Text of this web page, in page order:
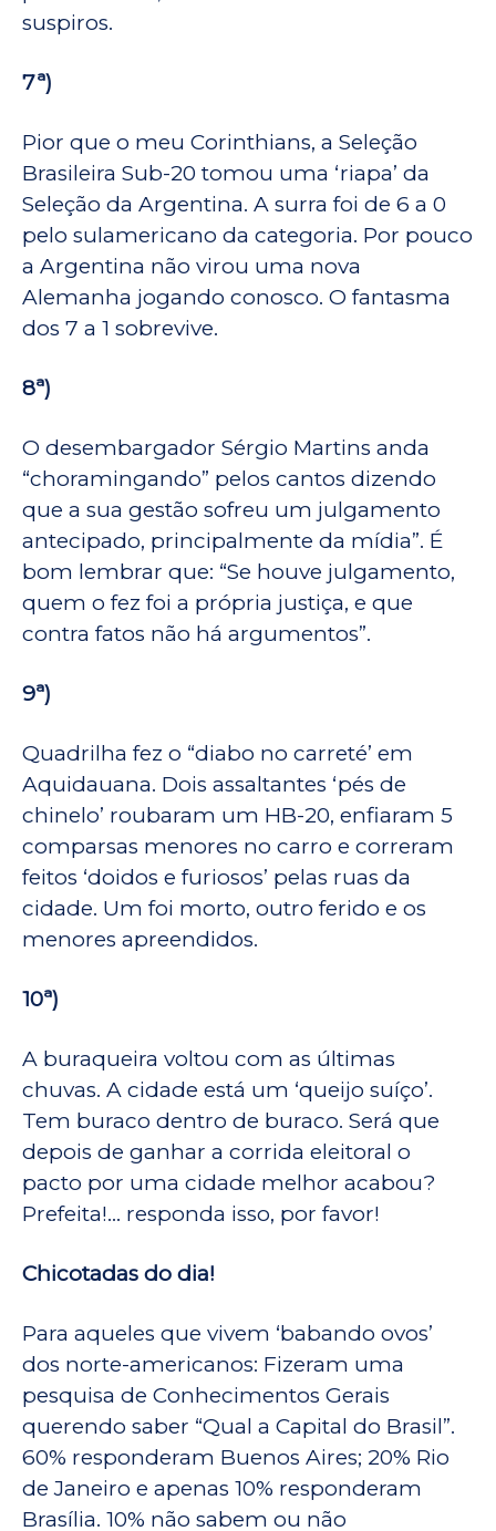
suspiros.
7ª)
Pior que o meu Corinthians, a Seleção
Brasileira Sub-20 tomou uma ‘riapa’ da
Seleção da Argentina. A surra foi de 6 a 0
pelo sulamericano da categoria. Por pouco
a Argentina não virou uma nova
Alemanha jogando conosco. O fantasma
dos 7 a 1 sobrevive.
8ª)
O desembargador Sérgio Martins anda
“choramingando” pelos cantos dizendo
que a sua gestão sofreu um julgamento
antecipado, principalmente da mídia”. É
bom lembrar que: “Se houve julgamento,
quem o fez foi a própria justiça, e que
contra fatos não há argumentos”.
9ª)
Quadrilha fez o “diabo no carreté’ em
Aquidauana. Dois assaltantes ‘pés de
chinelo’ roubaram um HB-20, enfiaram 5
comparsas menores no carro e correram
feitos ‘doidos e furiosos’ pelas ruas da
cidade. Um foi morto, outro ferido e os
menores apreendidos.
10ª)
A buraqueira voltou com as últimas
chuvas. A cidade está um ‘queijo suíço’.
Tem buraco dentro de buraco. Será que
depois de ganhar a corrida eleitoral o
pacto por uma cidade melhor acabou?
Prefeita!… responda isso, por favor!
Chicotadas do dia!
Para aqueles que vivem ‘babando ovos’
dos norte-americanos: Fizeram uma
pesquisa de Conhecimentos Gerais
querendo saber “Qual a Capital do Brasil”.
60% responderam Buenos Aires; 20% Rio
de Janeiro e apenas 10% responderam
Brasília. 10% não sabem ou não